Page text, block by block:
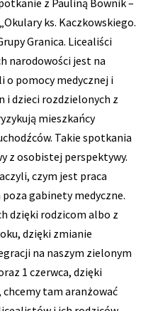
ks. Kaczkowskiego.
Granica. Licealiści
narodowości jest na
o pomocy medycznej i
dzieci rozdzielonych z
mieszkańcy
Takie spotkania
z osobistej perspektywy.
czym jest praca
gabinety medyczne.
dzięki rodzicom albo z
dzięki zmianie
na naszym zielonym
1 czerwca, dzięki
tam aranżować